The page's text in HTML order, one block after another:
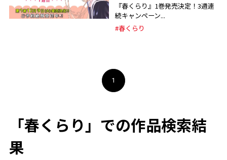
『春くらり』1巻発売決定！3週連
続キャンペーン...
#春くらり
1
「春くらり」での作品検索結
果